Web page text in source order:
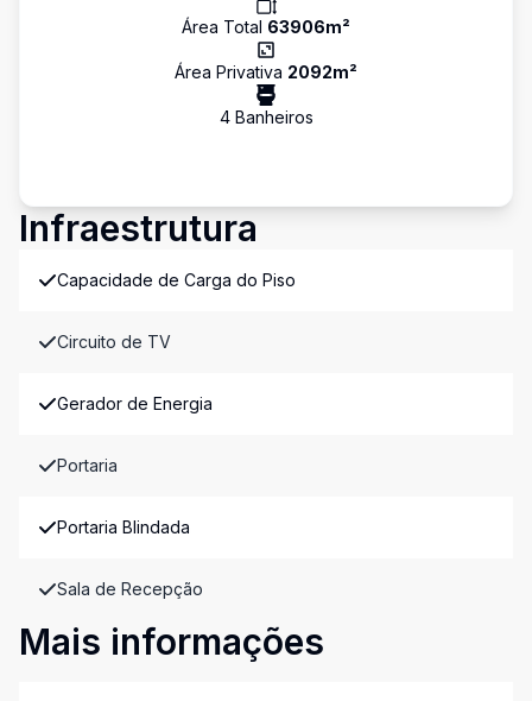
Área Total 63906m²
Área Privativa 2092m²
4Banheiros
Infraestrutura
Capacidade de Carga do Piso
Circuito de TV
Gerador de Energia
Portaria
Portaria Blindada
Sala de Recepção
Mais informações